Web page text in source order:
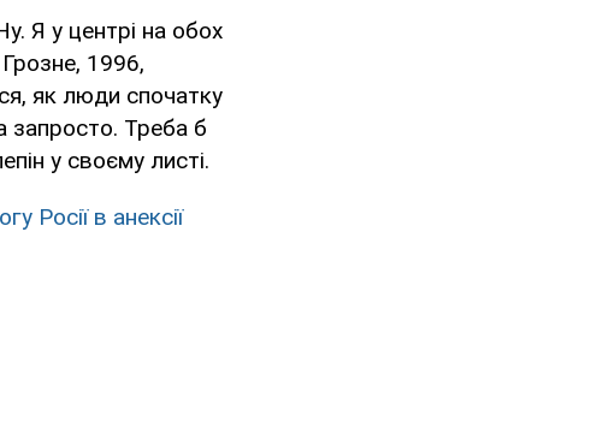
Я у центрі на обох
1996,
як люди спочатку
запросто. Треба б
у своєму листі.
Росії в анексії